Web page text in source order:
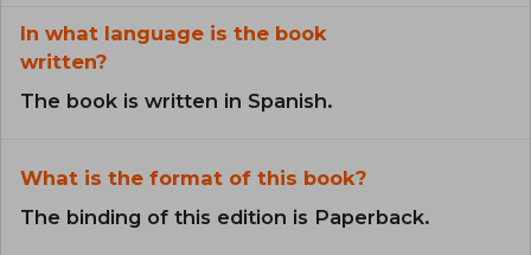
In what language is the book
written?
The book is written in Spanish.
What is the format of this book?
The binding of this edition is Paperback.